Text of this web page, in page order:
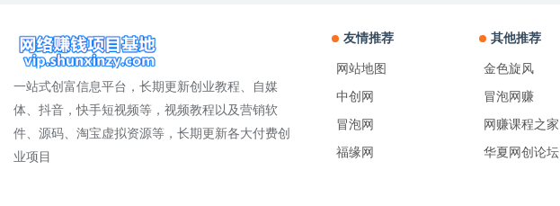
一站式创富信息平台，长期更新创业教程、自媒
体、抖音，快手短视频等，视频教程以及营销软
件、源码、淘宝虚拟资源等，长期更新各大付费创
业项目
友情推荐
网站地图
中创网
冒泡网
福缘网
其他推荐
金色旋风
冒泡网赚
网赚课程之家
华夏网创论坛